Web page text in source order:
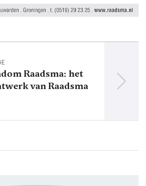
Raadsma: het
van Raadsma